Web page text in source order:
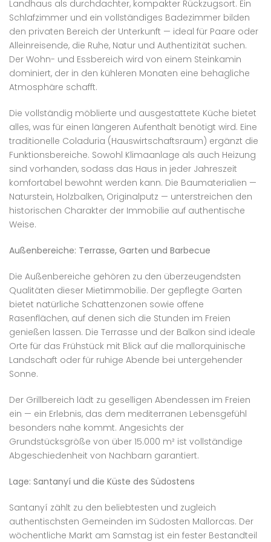
Landhaus als durchdachter, kompakter Rückzugsort. Ein
Schlafzimmer und ein vollständiges Badezimmer bilden
den privaten Bereich der Unterkunft — ideal für Paare oder
Alleinreisende, die Ruhe, Natur und Authentizität suchen.
Der Wohn- und Essbereich wird von einem Steinkamin
dominiert, der in den kühleren Monaten eine behagliche
Atmosphäre schafft.
Die vollständig möblierte und ausgestattete Küche bietet
alles, was für einen längeren Aufenthalt benötigt wird. Eine
traditionelle Coladuria (Hauswirtschaftsraum) ergänzt die
Funktionsbereiche. Sowohl Klimaanlage als auch Heizung
sind vorhanden, sodass das Haus in jeder Jahreszeit
komfortabel bewohnt werden kann. Die Baumaterialien —
Naturstein, Holzbalken, Originalputz — unterstreichen den
historischen Charakter der Immobilie auf authentische
Weise.
Außenbereiche: Terrasse, Garten und Barbecue
Die Außenbereiche gehören zu den überzeugendsten
Qualitäten dieser Mietimmobilie. Der gepflegte Garten
bietet natürliche Schattenzonen sowie offene
Rasenflächen, auf denen sich die Stunden im Freien
genießen lassen. Die Terrasse und der Balkon sind ideale
Orte für das Frühstück mit Blick auf die mallorquinische
Landschaft oder für ruhige Abende bei untergehender
Sonne.
Der Grillbereich lädt zu geselligen Abendessen im Freien
ein — ein Erlebnis, das dem mediterranen Lebensgefühl
besonders nahe kommt. Angesichts der
Grundstücksgröße von über 15.000 m² ist vollständige
Abgeschiedenheit von Nachbarn garantiert.
Lage: Santanyí und die Küste des Südostens
Santanyí zählt zu den beliebtesten und zugleich
authentischsten Gemeinden im Südosten Mallorcas. Der
wöchentliche Markt am Samstag ist ein fester Bestandteil